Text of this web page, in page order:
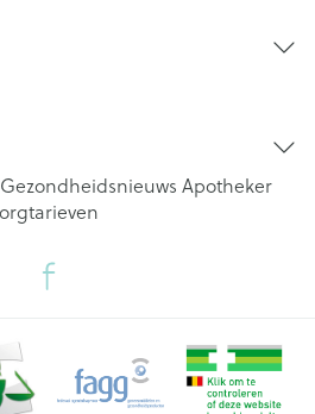
Gezondheidsnieuws Apotheker